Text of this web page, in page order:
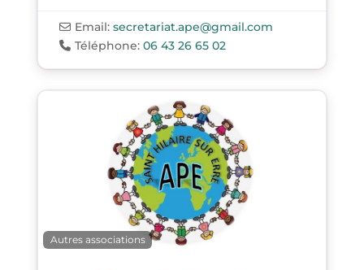
Email:secretariat.ape@gmail.com
Téléphone:06 43 26 65 02
Autres associations